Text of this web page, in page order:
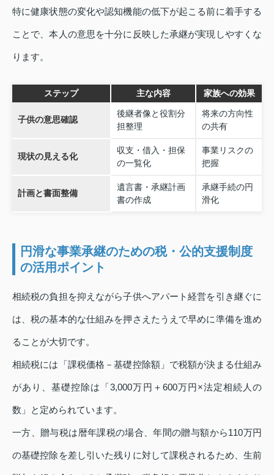
特に健康状態の変化や認知機能の低下が起こる前に着手する
ことで、本人の意思を十分に反映した承継が実現しやすくな
ります。
ステップ 主な内容 家族への効果
子供の意思確認
後継者像と役割分
担整理
将来の方向性
の共有
現状の見える化
収支・借入・担保
の一覧化
事業リスクの
把握
計画と書面整備
遺言書・承継計画
書の作成
承継手続の円
滑化
円滑な事業承継のための税・公的支援制度
の活用ポイント
相続税の負担を抑えながら子供へアパート経営を引き継ぐに
は、税の基本的な仕組みを押さえたうえで早めに準備を進め
ることが大切です。
相続税には「課税価格－基礎控除額」で税額が決まる仕組み
があり、基礎控除は「3,000万円＋600万円×法定相続人の
数」と定められています。
一方、贈与税は暦年課税の場合、年間の贈与額から110万円
の基礎控除を差し引いた残りに対して課税されるため、生前